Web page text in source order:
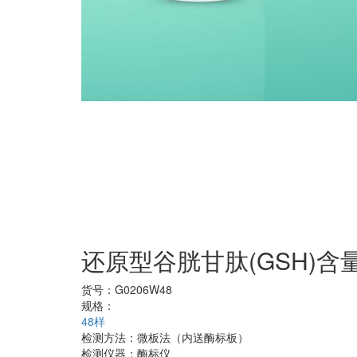
还原型谷胱甘肽(GSH)含
货号： G0206W48
规格：
48样
检测方法： 微板法（内送酶标板）
检测仪器： 酶标仪